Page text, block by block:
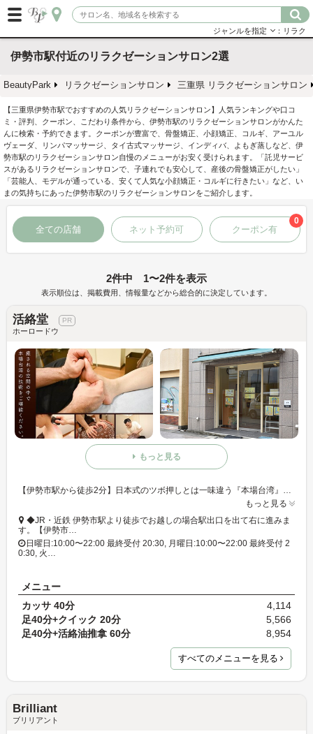
ジャンルを指定 ：リラク
伊勢市駅付近のリラクゼーションサロン2選
BeautyPark リラクゼーションサロン 三重県 リラクゼーションサロン
【三重県伊勢市駅でおすすめの人気リラクゼーションサロン】人気ランキングや口コ
ミ・評判、クーポン、こだわり条件から、伊勢市駅のリラクゼーションサロンがかんた
んに検索・予約できます。クーポンが豊富で、骨盤矯正、小顔矯正、コルギ、アーユル
ヴェーダ、リンパマッサージ、タイ古式マッサージ、インディバ、よもぎ蒸しなど、伊
勢市駅のリラクゼーションサロン自慢のメニューがお安く受けられます。「託児サービ
スがあるリラクゼーションサロンで、子連れでも安心して、産後の骨盤矯正がしたい」
「芸能人、モデルが通っている、安くて人気な小顔矯正・コルギに行きたい」など、い
まの気持ちにあった伊勢市駅のリラクゼーションサロンをご紹介します。
全ての店舗 ネット予約可 クーポン有
0
2件中 1〜2件を表示
表示順位は、掲載費用、情報量などから総合的に決定しています。
活絡堂
ホーロードウ
もっと見る
【伊勢市駅から徒歩2分】日本式のツボ押しとは一味違う『本場台湾』の技術とリラクゼーションをご提供します。老若男女を問わずご来店をお持ちしております。
もっと見る
◆JR・近鉄 伊勢市駅より徒歩でお越しの場合駅出口を出て右に進みま
す。【伊勢市…
日曜日:10:00〜22:00 最終受付 20:30, 月曜日:10:00〜22:00 最終受付 2
0:30, 火…
メニュー
カッサ 40分
4,114
足40分+クイック 20分
5,566
足40分+活絡油推拿 60分
8,954
すべてのメニューを見る
Brilliant
ブリリアント